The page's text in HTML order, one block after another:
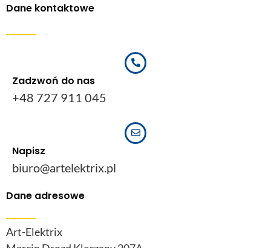
Dane kontaktowe
Zadzwoń do nas
+48 727 911 045
Napisz
biuro@artelektrix.pl
Dane adresowe
Art-Elektrix